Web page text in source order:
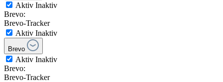
Aktiv Inaktiv
Brevo:
Brevo-Tracker
Aktiv Inaktiv
Brevo
Aktiv Inaktiv
Brevo:
Brevo-Tracker